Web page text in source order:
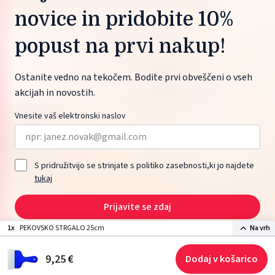
1x PEKOVSKO STRGALO 25cm Na vrh
9,25€ Dodaj v košarico
novice in pridobite 10%
popust na prvi nakup!
Ostanite vedno na tekočem. Bodite prvi obveščeni o vseh
akcijah in novostih.
Vnesite vaš elektronski naslov
S pridružitvijo se strinjate s politiko zasebnosti,ki jo najdete
tukaj
Prijavite se zdaj
2026 © ŽITO maloprodaja d.o.o., Moskovska ulica 1, 1000 Ljubljana, Slovenia.
Izdelava spletne strani: Sitexo.com